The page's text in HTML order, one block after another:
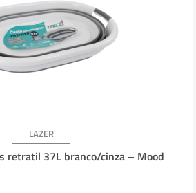
LAZER
retratil 37L branco/cinza – Mood